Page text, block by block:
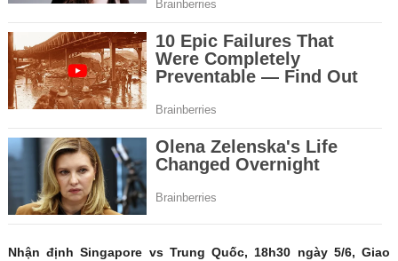
Nhận định Singapore vs Trung Quốc, 18h30 ngày 5/6, Giao